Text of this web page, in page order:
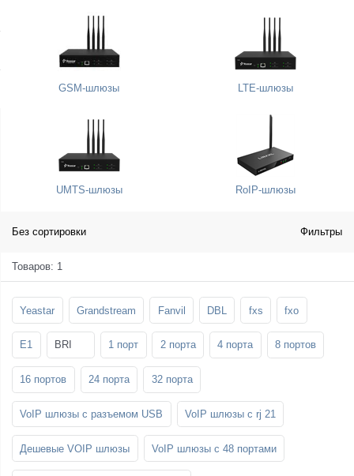
GSM-шлюзы LTE-шлюзы
UMTS-шлюзы RoIP-шлюзы
Без сортировки Фильтры
Товаров: 1
Yeastar Grandstream Fanvil DBL fxs fxo
E1 BRI 1 порт 2 порта 4 порта 8 портов
16 портов 24 порта 32 порта
VoIP шлюзы с разъемом USB VoIP шлюзы с rj 21
Дешевые VOIP шлюзы VoIP шлюзы с 48 портами
Стойки и крепления для панелей и
телевизоров
Демо-комплекты ВКС
Звукоизоляционные кабины
3G/4G LTE и ADSL модемы
Мобильные телефоны